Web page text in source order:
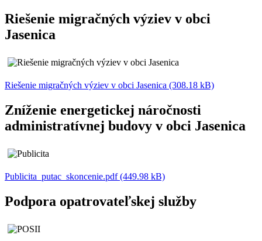
Riešenie migračných výziev v obci
Jasenica
Riešenie migračných výziev v obci Jasenica (308.18 kB)
Zníženie energetickej náročnosti
administratívnej budovy v obci Jasenica
Publicita_putac_skoncenie.pdf (449.98 kB)
Podpora opatrovateľskej služby